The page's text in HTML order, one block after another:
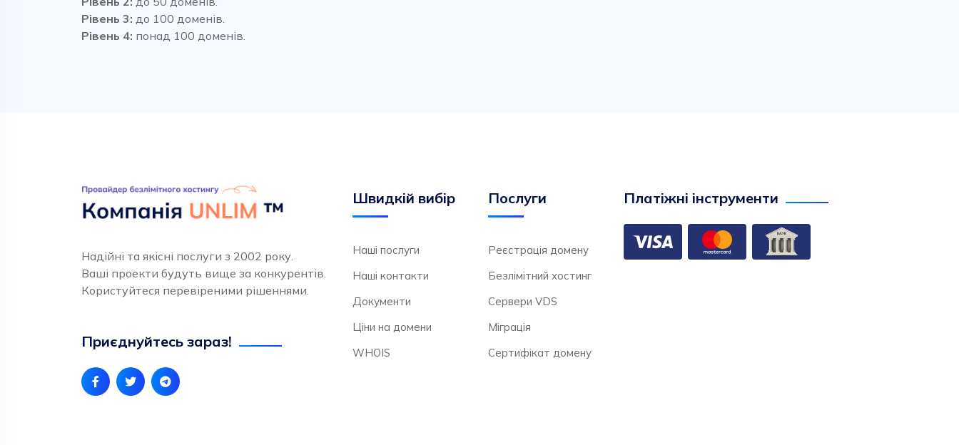
Рівень 3: до 100 доменів.
Рівень 4: понад 100 доменів.
Надійні та якісні послуги з 2002 року.
Ваші проекти будуть вище за конкурентів.
Користуйтеся перевіреними рішеннями.
Приєднуйтесь зараз!
Швидкій вибір
Наші послуги
Наші контакти
Документи
Ціни на домени
WHOIS
Послуги
Реєстрація домену
Безлімітний хостинг
Сервери VDS
Міграція
Сертифікат домену
Платіжні інструменти